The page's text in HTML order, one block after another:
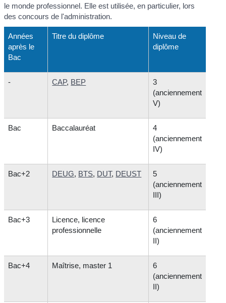
le monde professionnel. Elle est utilisée, en particulier, lors
des concours de l'administration.
Années
après le
Bac
Titre du diplôme
Niveau de
diplôme
- CAP, BEP
3
(anciennement
V)
Bac Baccalauréat
4
(anciennement
IV)
Bac+2 DEUG, BTS, DUT, DEUST
5
(anciennement
III)
Bac+3
Licence, licence
professionnelle
6
(anciennement
II)
Bac+4 Maîtrise, master 1
6
(anciennement
II)